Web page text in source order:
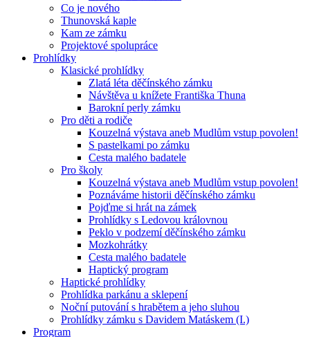
Co je nového
Thunovská kaple
Kam ze zámku
Projektové spolupráce
Prohlídky
Klasické prohlídky
Zlatá léta děčínského zámku
Návštěva u knížete Františka Thuna
Barokní perly zámku
Pro děti a rodiče
Kouzelná výstava aneb Mudlům vstup povolen!
S pastelkami po zámku
Cesta malého badatele
Pro školy
Kouzelná výstava aneb Mudlům vstup povolen!
Poznáváme historii děčínského zámku
Pojďme si hrát na zámek
Prohlídky s Ledovou královnou
Peklo v podzemí děčínského zámku
Mozkohrátky
Cesta malého badatele
Haptický program
Haptické prohlídky
Prohlídka parkánu a sklepení
Noční putování s hrabětem a jeho sluhou
Prohlídky zámku s Davidem Matáskem (I.)
Program